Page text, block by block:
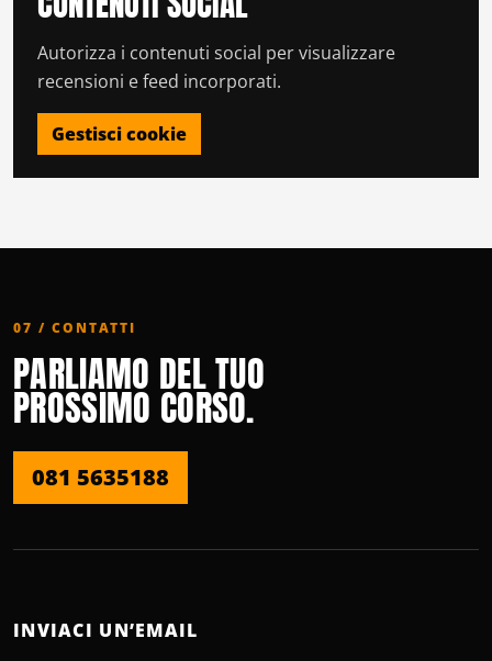
Autorizza i contenuti social per visualizzare
recensioni e feed incorporati.
Gestisci cookie
07 / CONTATTI
PARLIAMO DEL TUO
PROSSIMO CORSO.
081 5635188
INVIACI UN’EMAIL